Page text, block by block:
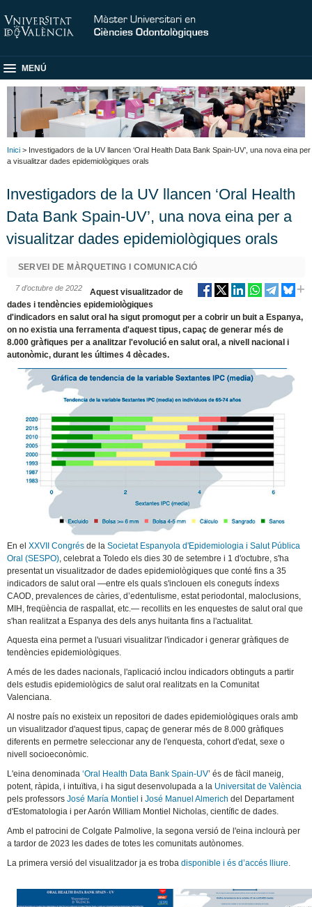
MENÚ
Inici > Investigadors de la UV llancen ‘Oral Health Data Bank Spain-UV’, una nova eina per
a visualitzar dades epidemiològiques orals
Investigadors de la UV llancen ‘Oral Health
Data Bank Spain-UV’, una nova eina per a
visualitzar dades epidemiològiques orals
SERVEI DE MÀRQUETING I COMUNICACIÓ
7 d’octubre de 2022
Aquest visualitzador de
dades i tendències epidemiològiques
d'indicadors en salut oral ha sigut promogut per a cobrir un buit a Espanya,
on no existia una ferramenta d'aquest tipus, capaç de generar més de
8.000 gràfiques per a analitzar l'evolució en salut oral, a nivell nacional i
autonòmic, durant les últimes 4 dècades.
En elXXVII Congrés de laSocietat Espanyola d'Epidemiologia i Salut Pública
Oral (SESPO) , celebrat a Toledo els dies 30 de setembre i 1 d'octubre, s'ha
presentat un visualitzador de dades epidemiològiques que conté fins a 35
indicadors de salut oral —entre els quals s'inclouen els coneguts índexs
CAOD, prevalences de càries, d’edentulisme, estat periodontal, maloclusions,
MIH, freqüència de raspallat, etc.— recollits en les enquestes de salut oral que
s'han realitzat a Espanya des dels anys huitanta fins a l'actualitat.
Aquesta eina permet a l'usuari visualitzar l'indicador i generar gràfiques de
tendències epidemiològiques.
A més de les dades nacionals, l'aplicació inclou indicadors obtinguts a partir
dels estudis epidemiològics de salut oral realitzats en la Comunitat
Valenciana.
Al nostre país no existeix un repositori de dades epidemiològiques orals amb
un visualitzador d'aquest tipus, capaç de generar més de 8.000 gràfiques
diferents en permetre seleccionar any de l'enquesta, cohort d'edat, sexe o
nivell socioeconòmic.
L'eina denominada‘Oral Health Data Bank Spain-UV’ és de fàcil maneig,
potent, ràpida, i intuïtiva, i ha sigut desenvolupada a la Universitat de València
pels professorsJosé María Montiel iJosé Manuel Almerich del Departament
d'Estomatologia i per Aarón William Montiel Nicholas, científic de dades.
Amb el patrocini de Colgate Palmolive, la segona versió de l'eina inclourà per
a tardor de 2023 les dades de totes les comunitats autònomes.
La primera versió del visualitzador ja es trobadisponible i és d’accés lliure.